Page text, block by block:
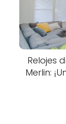
Relojes
Merlin: